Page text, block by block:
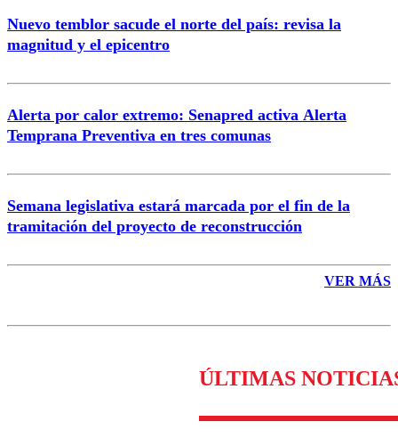
Nuevo temblor sacude el norte del país: revisa la
magnitud y el epicentro
Alerta por calor extremo: Senapred activa Alerta
Temprana Preventiva en tres comunas
Semana legislativa estará marcada por el fin de la
tramitación del proyecto de reconstrucción
VER MÁS
ÚLTIMAS